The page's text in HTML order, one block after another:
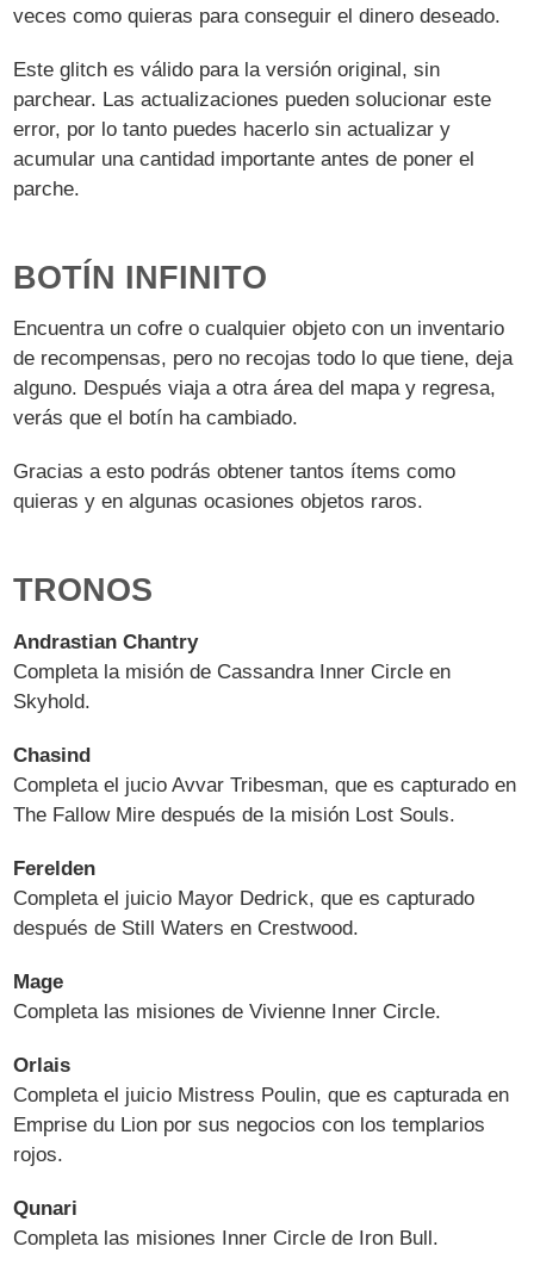
veces como quieras para conseguir el dinero deseado.
Este glitch es válido para la versión original, sin
parchear. Las actualizaciones pueden solucionar este
error, por lo tanto puedes hacerlo sin actualizar y
acumular una cantidad importante antes de poner el
parche.
BOTÍN INFINITO
Encuentra un cofre o cualquier objeto con un inventario
de recompensas, pero no recojas todo lo que tiene, deja
alguno. Después viaja a otra área del mapa y regresa,
verás que el botín ha cambiado.
Gracias a esto podrás obtener tantos ítems como
quieras y en algunas ocasiones objetos raros.
TRONOS
Andrastian Chantry
Completa la misión de Cassandra Inner Circle en
Skyhold.
Chasind
Completa el jucio Avvar Tribesman, que es capturado en
The Fallow Mire después de la misión Lost Souls.
Ferelden
Completa el juicio Mayor Dedrick, que es capturado
después de Still Waters en Crestwood.
Mage
Completa las misiones de Vivienne Inner Circle.
Orlais
Completa el juicio Mistress Poulin, que es capturada en
Emprise du Lion por sus negocios con los templarios
rojos.
Qunari
Completa las misiones Inner Circle de Iron Bull.